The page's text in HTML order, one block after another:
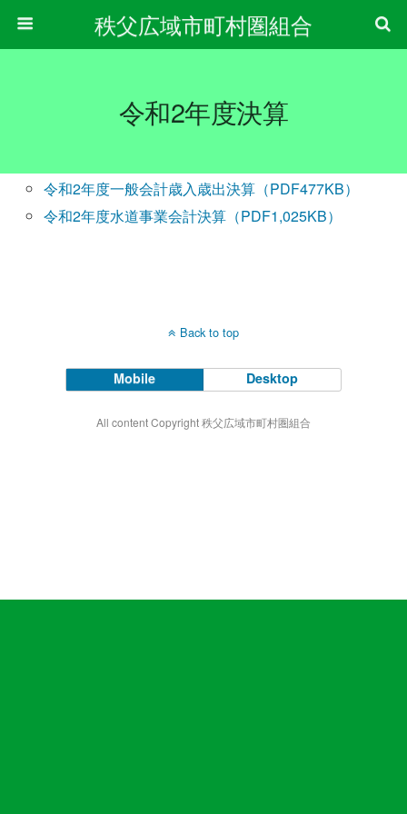
秩父広域市町村圏組合
令和2年度決算
令和2年度一般会計歳入歳出決算（PDF477KB）
令和2年度水道事業会計決算（PDF1,025KB）
Back to top
Mobile Desktop
All content Copyright 秩父広域市町村圏組合